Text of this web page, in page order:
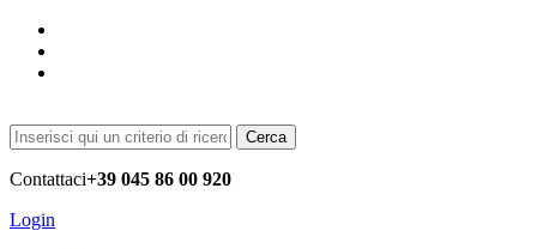
Cerca
Contattaci+39 045 86 00 920
Login